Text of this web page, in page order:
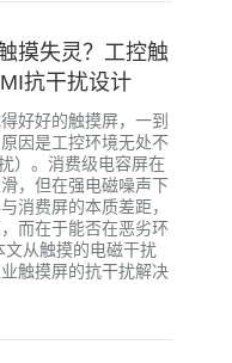
摸失灵？工控触
抗干扰设计
好好的触摸屏，一到
因是工控环境无处不
）。消费级电容屏在
，但在强电磁噪声下
消费屏的本质差距，
而在于能否在恶劣环
从触摸的电磁干扰
触摸屏的抗干扰解决